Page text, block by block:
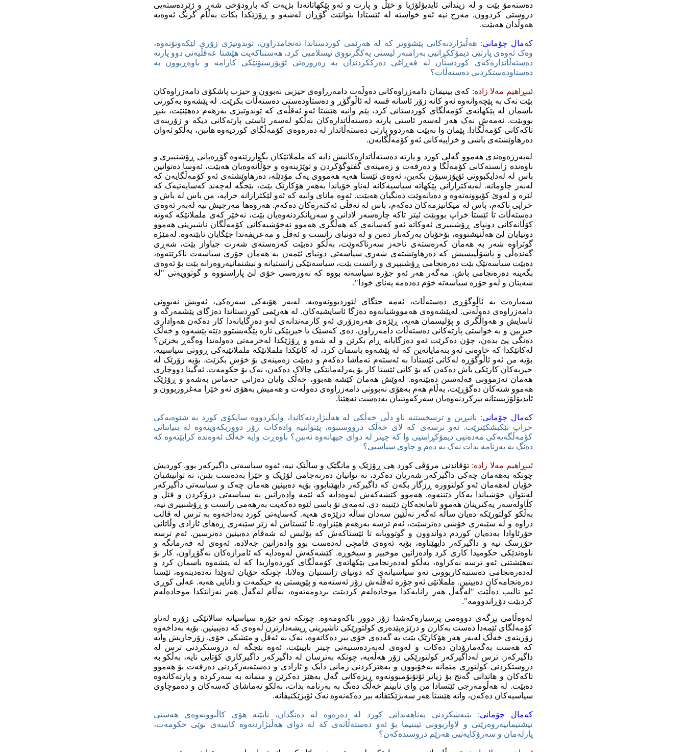
ده‌سته‌مۆ بێت و له‌ زیندانی ئایدیۆلۆژیا و خێڵ و پارت و ئه‌و پێکهاتانه‌دا بژیه‌ت که‌ بارودۆخی شه‌ڕ و ژێرده‌سته‌یی
دروستی کردوون. مه‌رج نیه‌ ئه‌و خواسته‌ له‌ ئێستادا بتوانێت گۆڕان له‌شه‌و و ڕۆژێکدا بکات به‌ڵام گرنگ ئه‌وه‌یه‌
هه‌وڵدان هه‌بێت.
که‌مال چۆمانی: هه‌ڵبژاردنه‌کانی پێشووتر که‌ له‌ هه‌رێمی کوردستاندا ئه‌نجامدراون، توندوتیژی زۆری لێکه‌وتۆته‌وه‌،
وه‌ک ئه‌وه‌ی پارتیی دیمۆککڕاتیی به‌رامبه‌ر لیستی یه‌کگرتووی ئیسلامیی کرد، هه‌ستناکه‌یت هێشتا عه‌قڵیه‌تی دوو پارته‌
ده‌سته‌ڵاتداره‌که‌ی کوردستان له‌ فه‌ڕاغی ده‌رککردندان به‌ زه‌روره‌تی ئۆپۆزسیۆنێکی کارامه‌ و باوه‌ڕبوون به‌
ده‌ستاوده‌ستکردنی ده‌سته‌ڵات؟
ئیبڕاهیم مه‌لا زاده‌: که‌ی بینیمان دامه‌زراوه‌کانی ده‌وڵه‌ت دامه‌زراوه‌ی حیزبی نه‌بوون و حیزب پاشکۆی دامه‌زراوه‌کان
بێت نه‌ک به‌ پێچه‌وانه‌وه‌ ئه‌و کاته‌ زۆر ئاسانه‌ قسه‌ له‌ ئاڵوگۆڕ و ده‌ستاوده‌ستی ده‌سته‌ڵات بکرێت. له‌ پێشه‌وه‌ به‌کورتی
باسمان له‌ پێکهاته‌ی کۆمه‌لگای کوردستانی کرد، پێم وانیه‌ هێشتا ئه‌و ئه‌قڵه‌ی که‌ توندوتیژی به‌رهه‌م ده‌هێنێت، بنبڕ
بووبێت. ئه‌مه‌ش نه‌ک هه‌ر له‌سه‌ر ئاستی پارته‌ ده‌سته‌ڵاتداره‌کان به‌ڵکو له‌سه‌ر ئاستی پارته‌کانی دیکه‌ و زۆرینه‌ی
تاکه‌کانی کۆمه‌ڵگادا. پێمان وا نه‌بێت هه‌ردوو پارتی ده‌سته‌ڵاتدار له‌ ده‌ره‌وه‌ی کۆمه‌ڵگای کوردیه‌وه‌ هاتبن، به‌ڵکو ئه‌وان
ده‌رهاوێشته‌ی باشی و خراپیه‌کانی ئه‌و کۆمه‌ڵگایه‌ن.
له‌به‌رژه‌وه‌ندی هه‌موو گه‌لی کورد و پارته‌ ده‌سته‌ڵاتداره‌کانیش دایه‌ که‌ ململانێکان بگوازرێنه‌وه‌ گۆڕه‌پانی ڕۆشنبیری و
ناوه‌نده‌ زانسته‌کانی کۆمه‌ڵگا و ده‌رفه‌ت و زه‌مینه‌ی گفتوگۆکردن و توێژینه‌وه‌ و جۆڵانه‌وه‌یان هه‌بێت، ئه‌وسا ده‌توانین
باس له‌ له‌دایکبوونی ئۆپۆزسیۆن بکه‌ین، ئه‌وه‌ی ئێستا هه‌یه‌ هه‌مووی یه‌ک مۆدێله‌، ده‌رهاوێشته‌ی ئه‌و کۆمه‌ڵگایه‌ن که‌
له‌به‌ر چاومانه‌. له‌یه‌کترازانی پێکهاته‌ سیاسیه‌کانه‌ له‌ناو خۆیاندا به‌هه‌ر هۆکارێک بێت، بێجگه‌ له‌چه‌ند که‌سایه‌تیه‌ک که‌
لێره‌ و له‌وێ کۆبوونه‌ته‌وه‌ و ده‌یانه‌وێت ده‌نگیان هه‌بێت. ئه‌وه‌ مانای وانیه‌ که‌ ئه‌و لێکترازانه‌ خراپه‌، من باس له‌ باش و
خراپی ناکه‌م، باس له‌ میکانیزمه‌کان ده‌که‌م، باس له‌ ئه‌قڵی ئه‌کته‌ره‌کان ده‌که‌م. هه‌روه‌ها مه‌رجیش نیه‌ له‌به‌ر ئه‌وه‌ی
ده‌سته‌ڵات تا ئێستا خراپ بووبێت ئیتر تاکه‌ چاره‌سه‌ر لادانی و سه‌رپانکردنه‌وه‌یان بێت، نه‌خێر که‌ی ململانێکه‌ که‌وته‌
کۆڵانه‌کانی دونیای ڕۆشنبیری ئه‌وکاته‌ ئه‌و که‌سانه‌ی که‌ هه‌ڵگری هه‌موو نه‌خۆشیه‌کانی کۆمه‌ڵگان ناشیرینی هه‌موو
دونیایان لێ هه‌ڵنیشتووه‌، بۆخۆیان به‌رکه‌نار ده‌بن و له‌ دونیای زانست و ئه‌قڵ و مه‌عریفه‌تدا جێگایان نابێته‌وه‌. له‌مێژه‌
گوتراوه‌ شه‌ر به‌ هه‌مان که‌ره‌سته‌ی ناحه‌ز سه‌رناکه‌وێت، به‌ڵکو ده‌بێت که‌ره‌سته‌ی شه‌رت جیاواز بێت، شه‌ڕی
گه‌نده‌ڵی و پاشۆڵپیسیش که‌ ده‌رهاوێشته‌ی شه‌ری سیاسه‌تی دونیای ئێمه‌ن به‌ هه‌مان جۆری سیاسه‌ت ناکرێته‌وه‌،
ده‌بێت سیاسه‌تێک بێت ده‌ره‌نجامی ڕۆشنبیری و زانست بێت، سیاسه‌تێکی زانستیانه‌ و نیشتمانپه‌روه‌رانه‌ بێت بۆ ئه‌وه‌ی
بگه‌ینه‌ ده‌ره‌نجامی باش. مه‌گه‌ر هه‌ر ئه‌و جۆره‌ سیاسه‌ته‌ بووه‌ که‌ نه‌وره‌سی خۆی لێ پاراستووه‌ و گوتوویه‌تی "له‌
شه‌یتان و له‌و جۆره‌ سیاسه‌ته‌ خۆم ده‌ده‌مه‌ په‌نای خودا".
سه‌باره‌ت به‌ ئاڵوگۆڕی ده‌سته‌ڵات، ئه‌مه‌ جێگای لێوردبوونه‌وه‌یه‌. له‌به‌ر هۆیه‌کی سه‌ره‌کی، ئه‌ویش نه‌بوونی
دامه‌زراوه‌ی ده‌وڵه‌تی. له‌پێشه‌وه‌ی هه‌مووشیانه‌وه‌ ده‌زگا ئاسایشیه‌کان. له‌ هه‌رێمی کوردستاندا ده‌زگای پێشمه‌رگه‌ و
ئاسایش و هه‌واڵگری و پۆلیسمان هه‌یه‌، ڕێژه‌ی هه‌ره‌زۆری ئه‌و کارمه‌ندانه‌ی له‌و ده‌زگایانه‌دا کار ده‌که‌ن هه‌واداری
حیزبین و به‌ خواستی پارته‌کانی ده‌سته‌ڵات دامه‌زراون. ده‌ی که‌سێک یا حیزبێکی تازه‌ پێگه‌یشتوو دێته‌ پێشه‌وه‌ و خه‌ڵک
ده‌نگی پێ بده‌ن، چۆن ده‌کرێت ئه‌و ده‌زگایانه‌ ڕام بکرێن و له‌ شه‌و و ڕۆژێکدا له‌خزمه‌تی ده‌وله‌تدا وه‌گه‌ڕ بخرێن؟
له‌کاتێکدا که‌ خاوه‌نی ئه‌و بنه‌مایانه‌ین که‌ له‌ پێشه‌وه‌ باسمان کرد، له‌ کاتێکدا ململانێکه‌ ململانێیه‌کی ڕووتی سیاسییه‌.
بۆیه‌ من ئه‌و ئاڵوگۆڕه‌ له‌کاتی ئێستادا به‌ ئه‌سته‌م ته‌ماشا ده‌که‌م و ده‌بێت زه‌مینه‌ی بۆ خۆش بکرێت. بۆیه‌ زۆرێک له‌
حیزبه‌کان کارێکی باش ده‌که‌ن که‌ بۆ کاتی ئێستا کار بۆ په‌رله‌مانێکی چالاک ده‌که‌ن، نه‌ک بۆ حکومه‌ت. ئه‌گینا دووچاری
هه‌مان ئه‌زموونی فه‌له‌ستن ده‌بێنه‌وه‌. له‌وێش هه‌مان کێشه‌ هه‌بوو، خه‌ڵک وایان ده‌زانی حه‌ماس به‌شه‌و و ڕۆژێک
هه‌موو شته‌کان ده‌گۆڕێت، به‌ڵام هه‌م به‌هۆی نه‌بوونی دامه‌زراوه‌ی ده‌وڵه‌ت و هه‌میش به‌هۆی ئه‌و خێرا مه‌غروربوون و
ئایدیۆلۆژیستانه‌‌ بیرکردنه‌وه‌یان سه‌رکه‌وتنیان به‌ده‌ست نه‌هێنا.
که‌مال چۆمانی: نانبڕین و ترسخستنه‌ ناو دڵی خه‌ڵکی له‌ هه‌ڵبژاردنه‌کاندا، وایکردووه‌ سایکۆی کورد به‌ شێوه‌یه‌کی
خراپ تێکبشکێنرێت. ئه‌و ترسه‌ی که‌ لای خه‌ڵک درووستبوه‌، پێتوانییه‌ واده‌کات زۆر دووربکه‌وینه‌وه‌ له‌ بنیاتنانی
کۆمه‌ڵگه‌یه‌کی مه‌ده‌نیی دیمۆکڕاسیی وا که‌ چیتر له‌ دوای جیهانه‌وه‌ نه‌بین؟ باوه‌ڕت وایه‌ خه‌ڵک ئه‌وه‌نده‌ کرابێته‌وه‌ که‌
ده‌نگ به‌ به‌رنامه‌ بدات نه‌ک به‌ ده‌م و چاوی سیاسیی؟
ئیبڕاهیم مه‌لا زاده‌: تۆقاندنی مرۆڤی کورد هی ڕۆژێک و مانگێک و ساڵێک نیه‌، ئه‌وه‌ سیاسه‌تی داگیرکه‌ر بوو. کوردیش
چونکه‌ به‌هه‌مان چه‌کی داگیرکه‌ر شه‌ریان ده‌کرد، نه‌ توانیان ده‌رنه‌جامی لۆژیک و خێرا به‌ده‌ست بێنن، نه‌ توانیشیان
خۆیان له‌هه‌مان ئه‌و کولتووره‌ ڕزگار بکه‌ن که‌ داگیرکه‌ر دایهێنابوو، بۆیه‌ ده‌بینین هه‌مان چه‌ک و سیاسه‌تی داگیرکه‌ر
له‌نێوان خۆشیاندا به‌کار دێننه‌وه‌. هه‌موو کێشه‌که‌ش له‌وه‌دایه‌ که‌ ئێمه‌ واده‌زانین به‌ سیاسه‌تی درۆکردن و فێل و
کڵاوله‌سه‌ر یه‌کترینان هه‌موو ئامانجه‌کان دێنینه‌ دی. ئه‌مه‌ی تۆ باسی لێوه‌ ده‌که‌یت به‌رهه‌می زانست و ڕۆشنبیری نیه‌،
به‌ڵکو کولتورێکه‌ ده‌یان ساڵه‌ ئه‌گه‌ر نه‌ڵێین سه‌دان ساڵه‌ درێژه‌ی هه‌یه‌. که‌سایه‌تی کورد به‌داخه‌وه‌ به‌ ترس له‌ قالب
دراوه‌ و له‌ سێبه‌ری خۆشی ده‌ترسێت، ئه‌م ترسه‌ به‌رهه‌م هێنراوه‌. تا ئێستاش له‌ ژێر سێبه‌ری ڕه‌های ئازادی وڵاتانی
خۆرئاوادا به‌ده‌یان کوردم دواندوون و گوتوویانه‌ تا ئێستاکه‌ش که‌ پۆلیس له‌ شه‌قام ده‌بینین ده‌ترسین. ئه‌م ترسه‌
خۆڕسک نیه و داگیرکه‌ر دایهێناوه‌، بۆیه‌ ئه‌وه‌ی قامچی له‌ده‌ست بوو واده‌زانین جه‌لاده‌، ئه‌وه‌ی له‌ فه‌رمانگه‌ و
ناوه‌ندێکی حکومیدا کاری کرد واده‌زانین موخبیر و سیخوڕه‌. کێشه‌که‌ش له‌وه‌دایه‌ که‌ ئامرازه‌کان نه‌گۆڕاون، کار بۆ
نه‌هێشتنی ئه‌و ترسه‌ نه‌کراوه‌، به‌ڵکو له‌ده‌رنجامی پێکهاته‌ی کۆمه‌ڵگای کورده‌واریدا که‌ له‌ پێشه‌وه‌ باسمان کرد و
له‌ده‌ره‌نجامی ده‌ستبه‌کاربوونی ئه‌و سیاسیانه‌ی که‌ دونیای زانستیان وه‌لانا، چونکه‌ خۆیان له‌وێدا نه‌ده‌دیته‌وه‌، ئێستا
ده‌ره‌نجامه‌کان ده‌بینین. ململانێی ئه‌و جۆره‌ ئه‌قڵه‌ش زۆر ئه‌سته‌مه‌ و پێویستی به‌ حیکمه‌ت و دانایی هه‌یه‌. عه‌لی کوڕی
ئبو تالیب ده‌ڵێت "له‌گه‌ڵ هه‌ر زانایه‌کدا موجاده‌له‌م کردبێت بردومه‌ته‌وه‌، به‌ڵام له‌گه‌ڵ هه‌ر نه‌زانێکدا موجاده‌له‌م
کردبێت دۆڕاندوومه‌".
له‌وه‌ڵامی بڕگه‌ی دووه‌می پرسیاره‌که‌شدا زۆر دوور ناکه‌ومه‌وه‌. چونکه‌ ئه‌و جۆره‌ سیاسیانه‌ سالانێکی زۆره‌ له‌ناو
کۆمه‌لگای ئێمه‌دا ده‌ست به‌کارن و درێژه‌پێده‌ری کولتورێکی ناشیرینی ڕیشه‌دارترن له‌وه‌ی که‌ ده‌یبینین. بۆیه‌ به‌داخه‌وه‌
زۆرینه‌ی خه‌ڵک له‌به‌ر هه‌ر هۆکارێک بێت به‌ گه‌ده‌ی خۆی بیر ده‌کاته‌وه‌، نه‌ک به‌ ئه‌قڵ و مێشکی خۆی. زۆرجاریش وایه‌
که‌ هه‌ست به‌گه‌مارۆدان ده‌کات و له‌وه‌ی له‌به‌رده‌ستیه‌تی چیتر نابینێت، ئه‌وه‌ بێجگه‌ له‌ دروستکردنی ترس له‌
داگیرکه‌ر. ترس له‌داگیرکه‌ر کولتورێکی زۆر هه‌ڵه‌یه‌، چونکه‌ به‌ترسان له‌ داگیرکه‌ر داگیرکاری کۆتایی نایه‌، به‌ڵکو به‌
دروستکردنی کولتوری متمانه‌ به‌خۆبوون و به‌هێزکردنی زمانی دایک و ئازادی و ده‌سته‌به‌رکردنی ده‌رفه‌ت بۆ هه‌موو
تاکه‌کان و هاندانی گه‌نج بۆ زیاتر ئۆتۆنۆمبوونه‌وه‌ ڕیزه‌کانی گه‌ل به‌هێز ده‌کرێن و متمانه‌ به‌ سه‌رکرده‌ و پارته‌کانه‌وه‌
ده‌بێت. له‌ هه‌ڵومه‌رجی ئێتسادا من وای نابینم خه‌ڵک ده‌نگ به‌ به‌رنامه‌ بدات، به‌لکو ته‌ماشای که‌سه‌کان و ده‌موچاوی
سیاسیه‌کان ده‌که‌ن، واته‌ ‌هێشتا هه‌ر سه‌بژێکتڤانه‌ بیر ده‌که‌نه‌وه‌ نه‌ک ئۆبژێکتیڤانه‌.
که‌مال چۆمانی: بێبه‌شکردنی په‌ناهه‌ندانی کورد له‌ ده‌ره‌وه‌ له‌ ده‌نگدان، نابێته‌ هۆی کاڵبوونه‌وه‌ی هه‌ستی
نیشتیمانپه‌روه‌رێتی و لاوازبوونی ئینتیما بۆ ئه‌و ده‌سته‌ڵاته‌ی که‌ له‌ دوای هه‌ڵبژاردنه‌وه‌ کابینه‌ی نوێی حکومه‌ت،
پارله‌مان و سه‌رۆکایه‌تیی هه‌رێم دروستده‌که‌ن؟